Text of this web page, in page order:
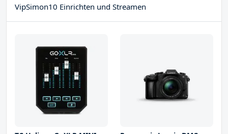
VipSimon10 Einrichten und Streamen